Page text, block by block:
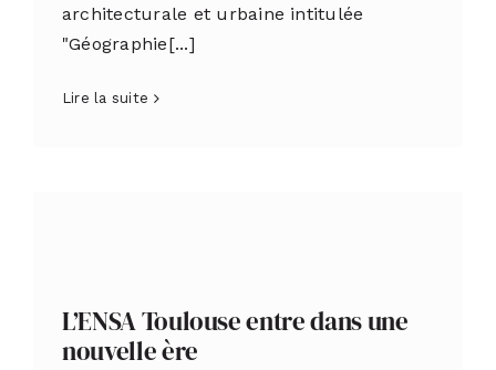
architecturale et urbaine intitulée
"Géographie[...]
Lire la suite
L’ENSA Toulouse entre dans une
nouvelle ère